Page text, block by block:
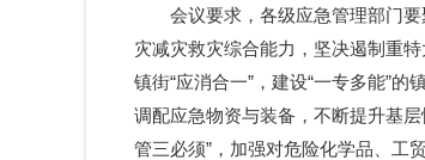
会议要求，各级应急管理部门要
灾减灾救灾综合能力，坚决遏制重特
镇街“应消合一”，建设“一专多能”
调配应急物资与装备，不断提升基层
管三必须”，加强对危险化学品、工